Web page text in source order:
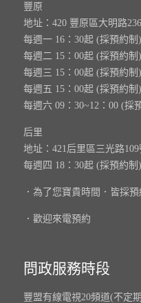
豐原
地址：420 豐原區大明路
每週一 16：30起 (採預約制)
每週二 15：00起 (採預約制)
每週三 15：00起 (採預約制)
每週五 15：00起 (採預約制)
每週六 09：30~12：00 (採
后里
地址：421后里區三光路109
每週四 18：30起 (採預約制)
．為了您寶貴時間．皆採預
．歡迎來電預約
問政服務時段
豐盟有線電視20頻道(不定